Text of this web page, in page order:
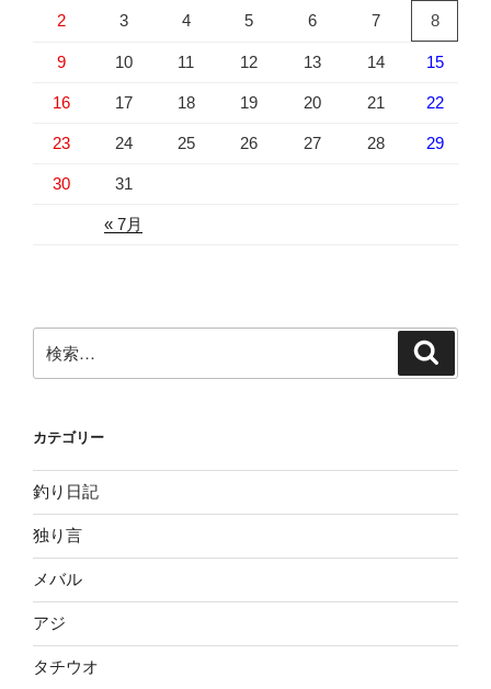
« 7月
2 3 4 5 6 7 8
9 10 11 12 13 14 15
16 17 18 19 20 21 22
23 24 25 26 27 28 29
30 31
索:
カテゴリー
釣り日記
独り言
メバル
アジ
タチウオ